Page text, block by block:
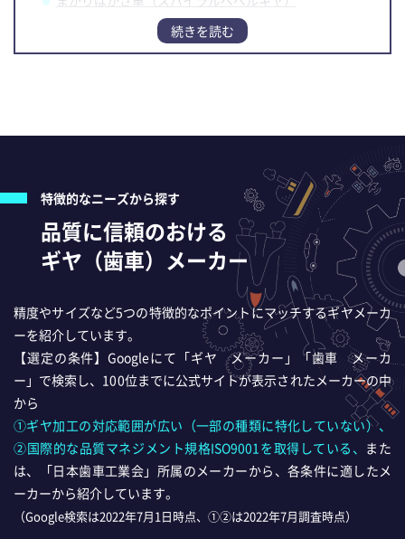
ゼロールベベルギヤ
特徴的なニーズから探す
品質に信頼のおける
ギヤ（歯車）メーカー
精度やサイズなど5つの特徴的なポイントにマッチするギヤメーカ
ーを紹介しています。
【選定の条件】Googleにて「ギヤ メーカー」「歯車 メーカ
ー」で検索し、100位までに公式サイトが表示されたメーカーの中
から
①ギヤ加工の対応範囲が広い（一部の種類に特化していない）、
②国際的な品質マネジメント規格ISO9001を取得している、 また
は、「日本歯車工業会」所属のメーカーから、各条件に適したメ
ーカーから紹介しています。
（Google検索は2022年7月1日時点、①②は2022年7月調査時点）